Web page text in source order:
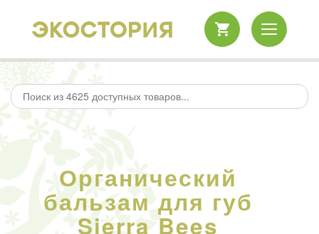
Органический
бальзам для губ
Sierra Bees